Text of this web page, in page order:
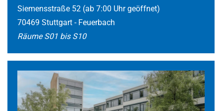
Siemensstraße 52 (ab 7:00 Uhr geöffnet)
70469 Stuttgart - Feuerbach
Räume S01 bis S10